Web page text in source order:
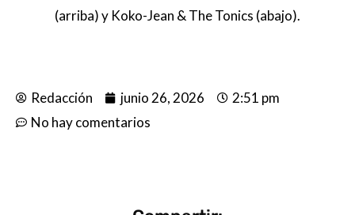
(arriba) y Koko-Jean & The Tonics (abajo).
Redacción junio 26, 2026
2:51 pm
No hay comentarios